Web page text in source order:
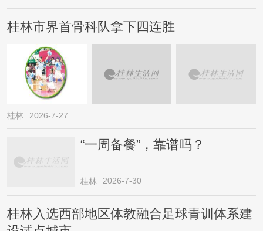
桂林市界首骨科队拿下四连胜
桂林 2026-7-27
“一周备餐”，靠谱吗？
桂林 2026-7-30
桂林入选西部地区体教融合足球青训体系建